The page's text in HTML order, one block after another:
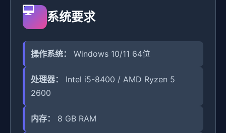
系统要求
操作系统： Windows 10/11 64位
处理器：
Intel i5-8400 / AMD Ryzen 5
2600
内存： 8 GB RAM